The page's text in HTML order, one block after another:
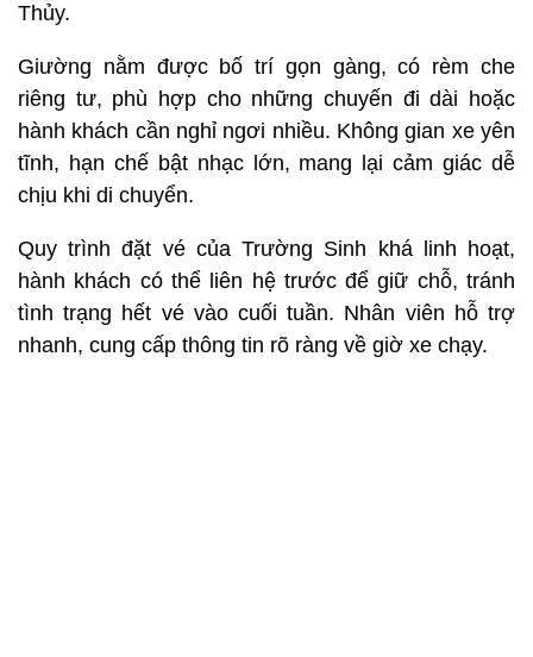
Thủy.
Giường nằm được bố trí gọn gàng, có rèm che
riêng tư, phù hợp cho những chuyến đi dài hoặc
hành khách cần nghỉ ngơi nhiều. Không gian xe yên
tĩnh, hạn chế bật nhạc lớn, mang lại cảm giác dễ
chịu khi di chuyển.
Quy trình đặt vé của Trường Sinh khá linh hoạt,
hành khách có thể liên hệ trước để giữ chỗ, tránh
tình trạng hết vé vào cuối tuần. Nhân viên hỗ trợ
nhanh, cung cấp thông tin rõ ràng về giờ xe chạy.